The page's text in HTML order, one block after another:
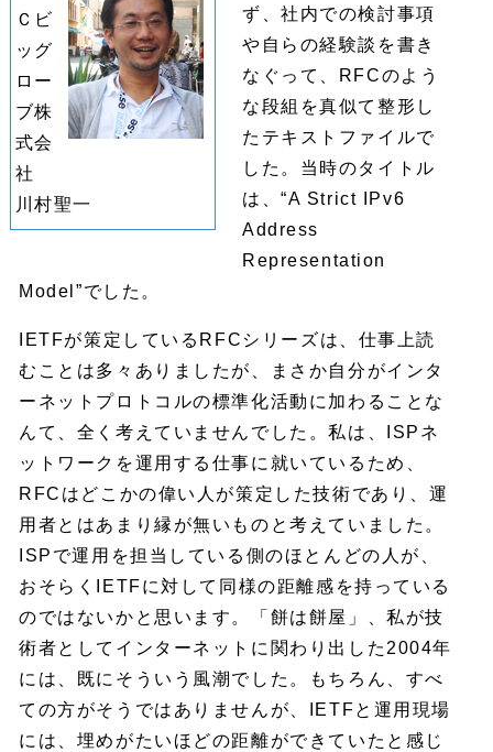
Ｃビ
ッグ
ロー
ブ株
式会
社
川村聖一
ず、社内での検討事項
や自らの経験談を書き
なぐって、RFCのよう
な段組を真似て整形し
たテキストファイルで
した。当時のタイトル
は、“A Strict IPv6
Address
Representation
Model”でした。
IETFが策定しているRFCシリーズは、仕事上読
むことは多々ありましたが、まさか自分がインタ
ーネットプロトコルの標準化活動に加わることな
んて、全く考えていませんでした。私は、ISPネ
ットワークを運用する仕事に就いているため、
RFCはどこかの偉い人が策定した技術であり、運
用者とはあまり縁が無いものと考えていました。
ISPで運用を担当している側のほとんどの人が、
おそらくIETFに対して同様の距離感を持っている
のではないかと思います。「餅は餅屋」、私が技
術者としてインターネットに関わり出した2004年
には、既にそういう風潮でした。もちろん、すべ
ての方がそうではありませんが、IETFと運用現場
には、埋めがたいほどの距離ができていたと感じ